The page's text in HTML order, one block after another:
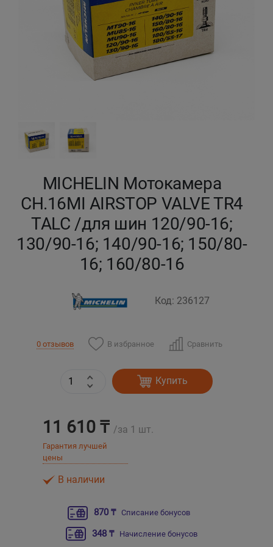
MICHELIN Мотокамера
CH.16MI AIRSTOP VALVE TR4
TALC /для шин 120/90-16;
130/90-16; 140/90-16; 150/80-
16; 160/80-16
Код: 236127
0 отзывов В избранное Сравнить
Купить
11 610 ₸ /за 1 шт.
Гарантия лучшей
цены
В наличии
870 ₸ Списание бонусов
348 ₸ Начисление бонусов
Петропавловск
Талдыкорган
Тараз
Бишкек